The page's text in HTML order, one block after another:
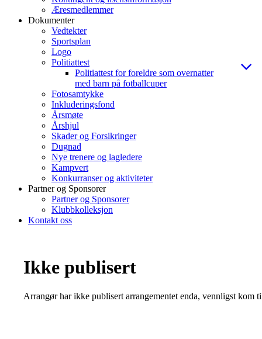
Æresmedlemmer
Dokumenter
Vedtekter
Sportsplan
Logo
Politiattest
Politiattest for foreldre som overnatter
med barn på fotballcuper
Fotosamtykke
Inkluderingsfond
Årsmøte
Årshjul
Skader og Forsikringer
Dugnad
Nye trenere og lagledere
Kampvert
Konkurranser og aktiviteter
Partner og Sponsorer
Partner og Sponsorer
Klubbkolleksjon
Kontakt oss
Ikke publisert
Arrangør har ikke publisert arrangementet enda, vennligst kom